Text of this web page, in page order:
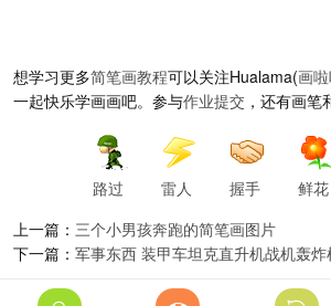
想学习更多简笔画教程可以关注Hualama(画
一起快乐学画画吧。参与作业提交 ，还有画笔
路过 雷人 握手 鲜花
上一篇： 三个小男孩奔跑的简笔画图片
下一篇： 军事东西 装甲车坦克直升机战机轰炸机战舰军舰黑白线稿简笔